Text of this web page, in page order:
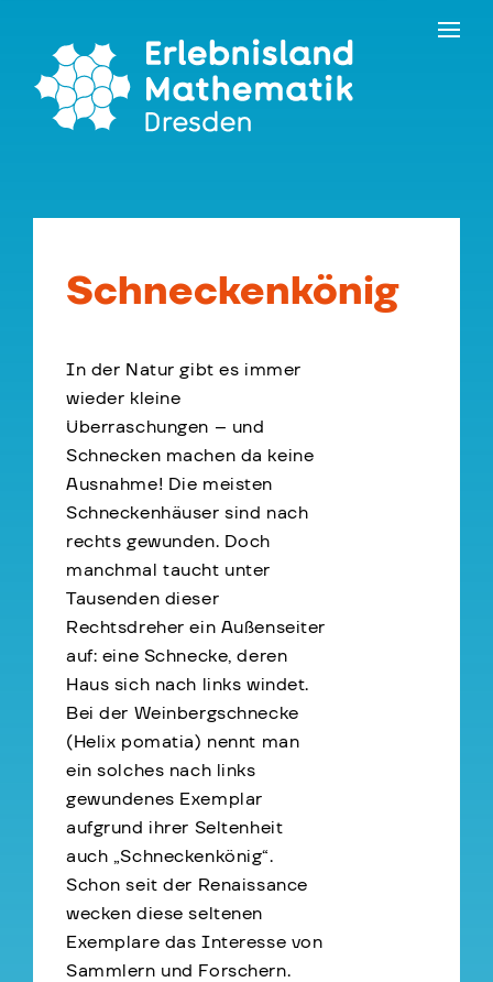
content
Erlebnisland Grenzenlos
Schneckenkönig
In der Natur gibt es immer
wieder kleine
Überraschungen – und
Schnecken machen da keine
Ausnahme! Die meisten
Schneckenhäuser sind nach
rechts gewunden. Doch
manchmal taucht unter
Tausenden dieser
Rechtsdreher ein Außenseiter
auf: eine Schnecke, deren
Haus sich nach links windet.
Bei der Weinbergschnecke
(Helix pomatia) nennt man
ein solches nach links
gewundenes Exemplar
aufgrund ihrer Seltenheit
auch „Schneckenkönig“.
Schon seit der Renaissance
wecken diese seltenen
Exemplare das Interesse von
Sammlern und Forschern.